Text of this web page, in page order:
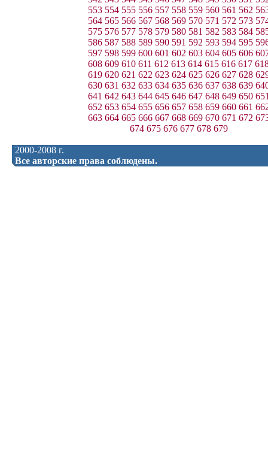
553 554 555 556 557 558 559 560 561 562
564 565 566 567 568 569 570 571 572 573
575 576 577 578 579 580 581 582 583 584
586 587 588 589 590 591 592 593 594 595
597 598 599 600 601 602 603 604 605 606
608 609 610 611 612 613 614 615 616 617
619 620 621 622 623 624 625 626 627 628
630 631 632 633 634 635 636 637 638 639
641 642 643 644 645 646 647 648 649 650
652 653 654 655 656 657 658 659 660 661
663 664 665 666 667 668 669 670 671 672
674 675 676 677 678 679
2000-2008 г.
Все авторские права соблюдены.